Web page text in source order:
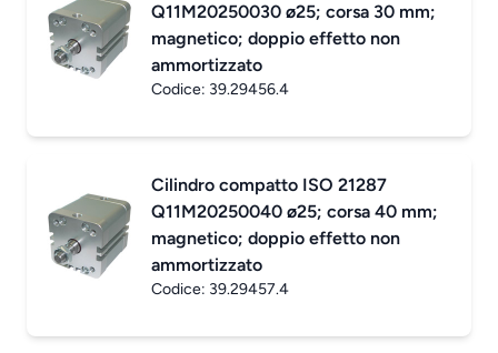
Q11M20250030 ø25; corsa 30 mm;
magnetico; doppio effetto non
ammortizzato
Codice: 39.29456.4
Cilindro compatto ISO 21287
Q11M20250040 ø25; corsa 40 mm;
magnetico; doppio effetto non
ammortizzato
Codice: 39.29457.4